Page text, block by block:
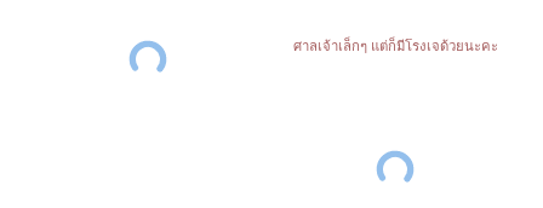
ศาลเจ้าเล็กๆ แต่ก็มีโรงเจด้วยนะคะ